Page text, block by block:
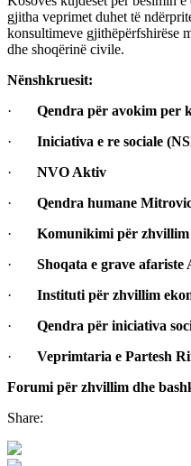
gjitha veprimet duhet të
konsultimeve gjithëpërfshirëse
dhe shoqërinë civile.
Nënshkruesit:
· Qendra për avokim per
· Iniciativa e re sociale
· NVO Aktiv
· Qendra humane
· Komunikimi për zhvillim
· Shoqata e grave afariste
· Instituti për zhvillim
· Qendra për iniciativa
· Veprimtaria e Partesh
Forumi për zhvillim dhe
Share: